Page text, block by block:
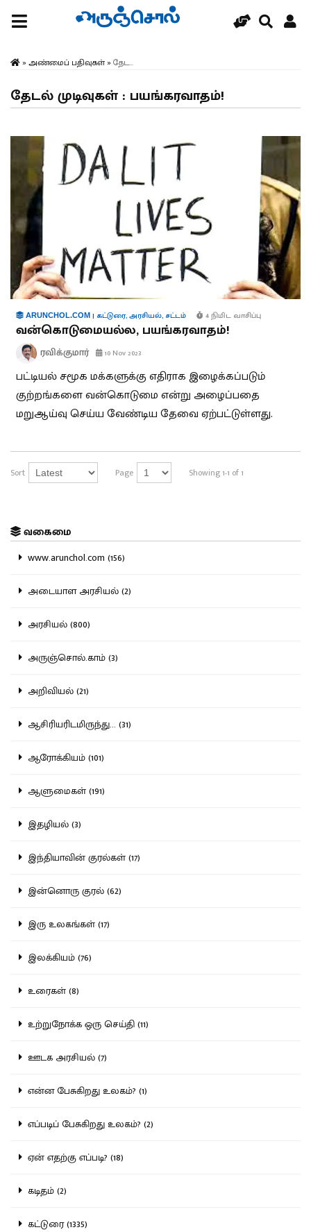
» அண்மைப் பதிவுகள்» தேட...
தேடல் முடிவுகள் : பயங்கரவாதம்!
ARUNCHOL.COM | கட்டுரை,அரசியல், சட்டம் 4 நிமிட வாசிப்பு
வன்கொடுமையல்ல, பயங்கரவாதம்!
ரவிக்குமார் 10 Nov 2023
பட்டியல் சமூக மக்களுக்கு எதிராக இழைக்கப்படும்
குற்றங்களை வன்கொடுமை என்று அழைப்பதை
மறுஆய்வு செய்ய வேண்டிய தேவை ஏற்பட்டுள்ளது.
Sort Page Showing 1-1 of 1
வகைமை
www.arunchol.com (156)
அடையாள அரசியல் (2)
அரசியல் (800)
அருஞ்சொல்.காம் (3)
அறிவியல் (21)
ஆசிரியரிடமிருந்து... (31)
ஆரோக்கியம் (101)
ஆளுமைகள் (191)
இதழியல் (3)
இந்தியாவின் குரல்கள் (17)
இன்னொரு குரல் (62)
இரு உலகங்கள் (17)
இலக்கியம் (76)
உரைகள் (8)
உற்றுநோக்க ஒரு செய்தி (11)
ஊடக அரசியல் (7)
என்ன பேசுகிறது உலகம்? (1)
எப்படிப் பேசுகிறது உலகம்? (2)
ஏன் எதற்கு எப்படி? (18)
கடிதம் (2)
கட்டுரை (1335)